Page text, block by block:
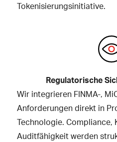
Tokenisierungsinitiative.
Regulatorische
Wir integrieren FINMA-,
Anforderungen direkt in
Technologie. Compliance,
Auditfähigkeit werden